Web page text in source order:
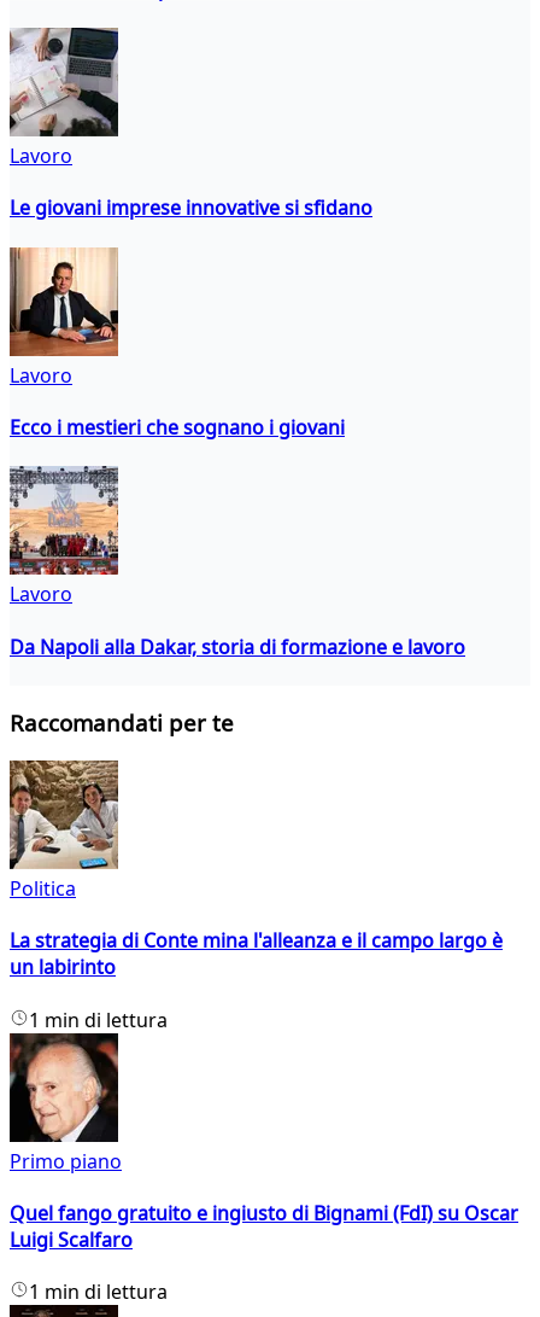
Lavoro
Le giovani imprese innovative si sfidano
Lavoro
Ecco i mestieri che sognano i giovani
Lavoro
Da Napoli alla Dakar, storia di formazione e lavoro
Raccomandati per te
Politica
La strategia di Conte mina l'alleanza e il campo largo è
un labirinto
1 min di lettura
Primo piano
Quel fango gratuito e ingiusto di Bignami (FdI) su Oscar
Luigi Scalfaro
1 min di lettura